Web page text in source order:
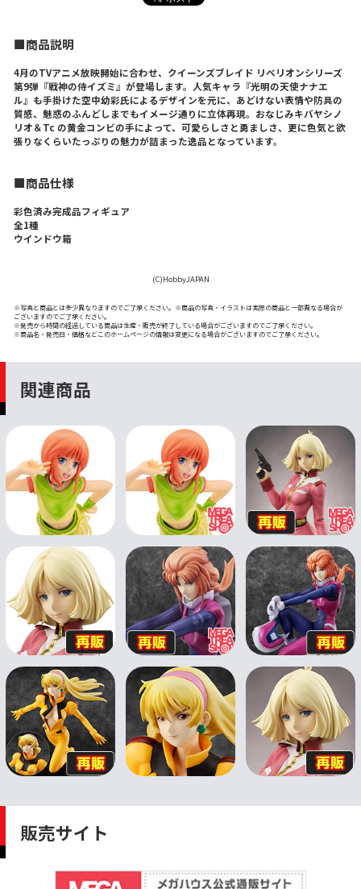
■商品説明
4月のTVアニメ放映開始に合わせ、クイーンズブレイド リベリオンシリーズ
第9弾『戦神の侍イズミ』が登場します。人気キャラ『光明の天使ナナエ
ル』も手掛けた空中幼彩氏によるデザインを元に、あどけない表情や防具の
質感、魅惑のふんどしまでもイメージ通りに立体再現。おなじみキバヤシノ
リオ＆Tc の黄金コンビの手によって、可愛らしさと勇ましさ、更に色気と欲
張りなくらいたっぷりの魅力が詰まった逸品となっています。
■商品仕様
彩色済み完成品フィギュア
全1種
ウインドウ箱
(C)HobbyJAPAN
※写真と商品とは多少異なりますのでご了承ください。※商品の写真・イラストは実際の商品と一部異なる場合が
ございますのでご了承ください。
※発売から時間の経過している商品は生産・販売が終了している場合がございますのでご了承ください。
※商品名・発売日・価格などこのホームページの情報は変更になる場合がございますのでご了承ください。
関連商品
販売サイト